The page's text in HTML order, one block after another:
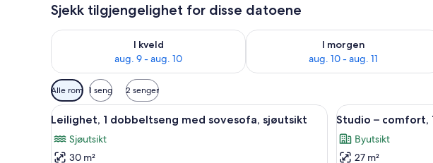
Sjekk tilgjengelighet for disse datoene
I kveld
aug. 9 - aug. 10
Sjekk tilgjengelighet for i kveld, aug. 9 - aug. 10
I morgen
aug. 10 - aug. 11
Sjekk tilgjengelighet for i morgen,
Tilgjengelige
filtre
for
Alle rom 1 seng 2 senger
Åpne
alle
bildene
Leilighet, 1 dobbeltseng med sovesofa, sjøutsikt | Eget
15
Leilighet, 1 dobbeltseng med sovesofa, sjøutsikt
Sjøutsikt
30 m²
Åpne
alle
bildene
15
Studio – comfort,
Byutsikt
27 m²